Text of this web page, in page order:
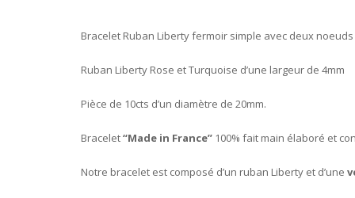
Bracelet Ruban Liberty fermoir simple avec deux
Ruban Liberty Rose et Turquoise d’une largeur de 4mm
Pièce de 10cts d’un diamètre de 20mm.
Bracelet“Made in France” 100% fait main élaboré et
Notre bracelet est composé d’un ruban Liberty et d’une